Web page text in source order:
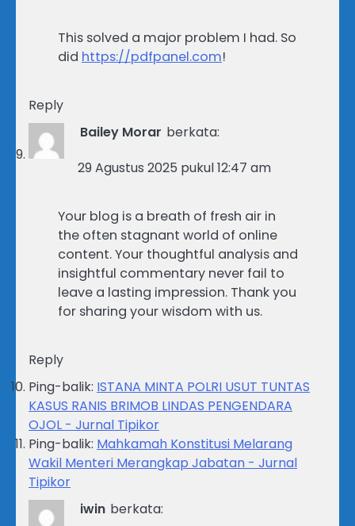
This solved a major problem I had. So
did https://pdfpanel.com!
Reply
Bailey Morar berkata:
29 Agustus 2025 pukul 12:47 am
Your blog is a breath of fresh air in
the often stagnant world of online
content. Your thoughtful analysis and
insightful commentary never fail to
leave a lasting impression. Thank you
for sharing your wisdom with us.
Reply
Ping-balik: ISTANA MINTA POLRI USUT TUNTAS
KASUS RANIS BRIMOB LINDAS PENGENDARA
OJOL - Jurnal Tipikor
Ping-balik: Mahkamah Konstitusi Melarang
Wakil Menteri Merangkap Jabatan - Jurnal
Tipikor
iwin berkata: